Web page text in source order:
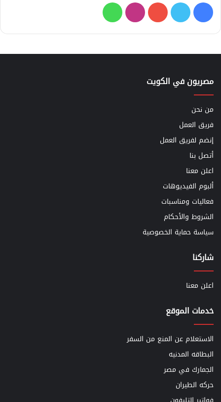
فيسبوك
تويتر يوتيوبانستقرامواتساب
مصريون في الكويت
من نحن
فريق العمل
إنضم لفريق العمل
أتصل بنا
اعلن معنا
ألبوم الفيديوهات
فعاليات ومناسبات
الشروط والأحكام
سياسة حماية الخصوصية
شاركنا
اعلن معنا
خدمات الموقع
الاستعلام عن المنع من السفر
البطاقه المدنيه
الجمارك في مصر
حركه الطيران